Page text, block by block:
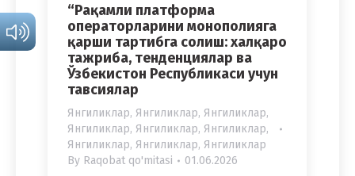
“Рақамли платформа
операторларини монополияга
қарши тартибга солиш: халқаро
тажриба, тенденциялар ва
Ўзбекистон Республикаси учун
тавсиялар
Янгиликлар, Янгиликлар, Янгиликлар,
Янгиликлар, Янгиликлар, Янгиликлар,
Янгиликлар, Янгиликлар, Янгиликлар
By Raqobat qo'mitasi 01.06.2026